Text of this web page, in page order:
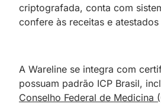
criptografada, conta com
confere às receitas e
A Wareline se integra com
possuam padrão ICP Brasil,
Conselho Federal de Medicina